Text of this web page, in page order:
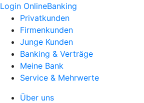
Login OnlineBanking
Privatkunden
Firmenkunden
Junge Kunden
Banking & Verträge
Meine Bank
Service & Mehrwerte
Über uns